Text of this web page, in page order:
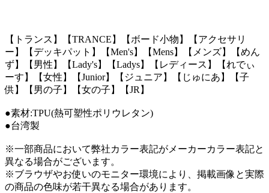
【トランス】【TRANCE】【ボード小物】【アクセサリ
ー】【デッキパット】【Men's】【Mens】【メンズ】【めん
ず】【男性】【Lady's】【Ladys】【レディース】【れでぃ
ーす】【女性】【Junior】【ジュニア】【じゅにあ】【子
供】【男の子】【女の子】【JR】
●素材:TPU(熱可塑性ポリウレタン)
●台湾製
※一部商品において弊社カラー表記がメーカーカラー表記と
異なる場合がございます。
※ブラウザやお使いのモニター環境により、掲載画像と実際
の商品の色味が若干異なる場合があります。